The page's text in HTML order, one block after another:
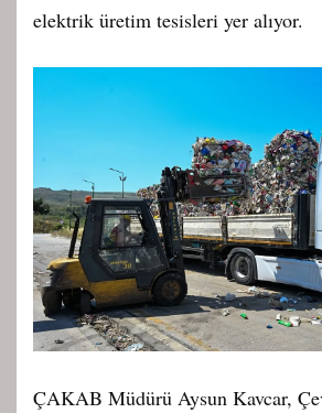
elektrik üretim tesisleri yer alıyor.
ÇAKAB Müdürü Aysun Kavcar,